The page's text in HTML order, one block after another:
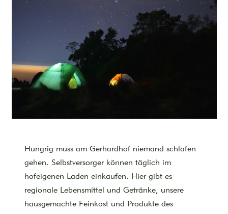
Hungrig muss am Gerhardhof niemand schlafen
gehen. Selbstversorger können täglich im
hofeigenen Laden einkaufen. Hier gibt es
regionale Lebensmittel und Getränke, unsere
hausgemachte Feinkost und Produkte des